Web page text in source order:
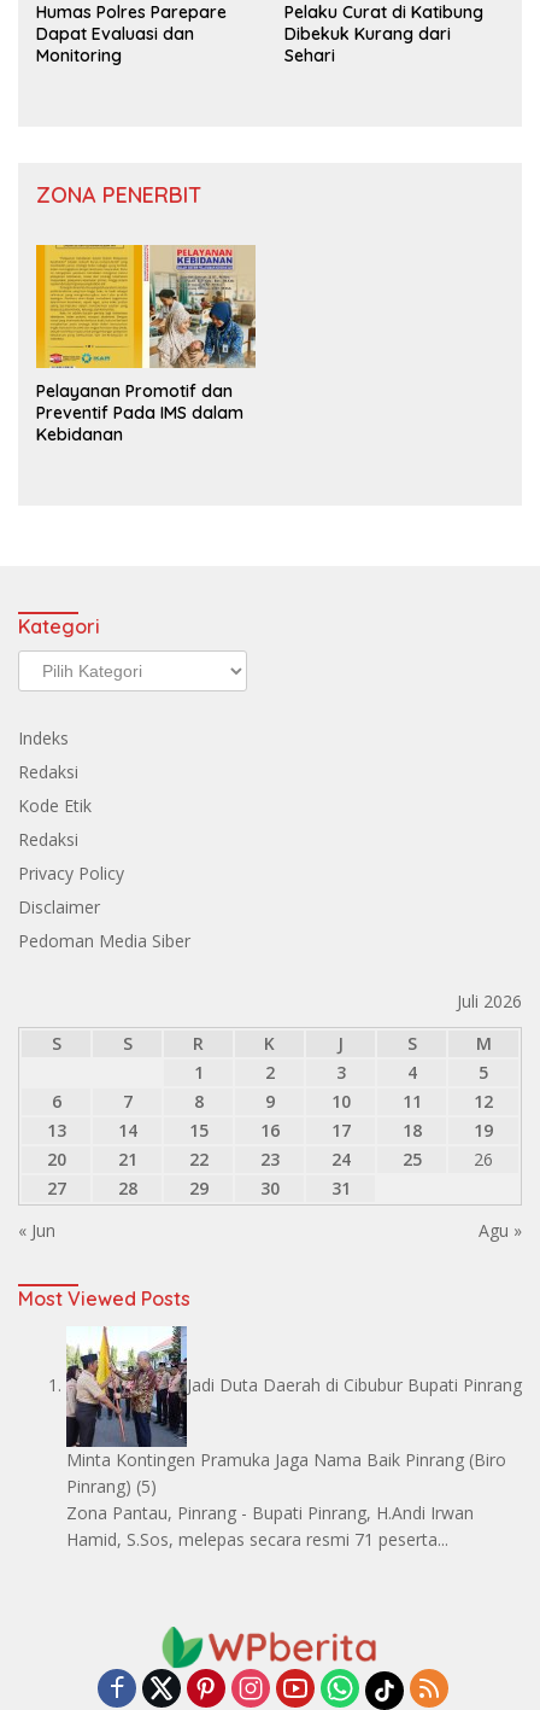
Humas Polres Parepare
Dapat Evaluasi dan
Monitoring
Pelaku Curat di Katibung
Dibekuk Kurang dari
Sehari
ZONA PENERBIT
Pelayanan Promotif dan
Preventif Pada IMS dalam
Kebidanan
Kategori
Kategori
Indeks
Redaksi
Kode Etik
Redaksi
Privacy Policy
Disclaimer
Pedoman Media Siber
Juli 2026
S
S R K J S
M
1
2 3 4
5
6
7 8 9 10 11
12
13
14 15 16 17 18
19
20
21 22 23 24 25
26
27
28 29 30
31
« Jun
Agu »
Most Viewed Posts
Jadi Duta Daerah di Cibubur Bupati Pinrang
Minta Kontingen Pramuka Jaga Nama Baik Pinrang (Biro
Pinrang) (5)
Zona Pantau, Pinrang - Bupati Pinrang, H.Andi Irwan
Hamid, S.Sos, melepas secara resmi 71 peserta...